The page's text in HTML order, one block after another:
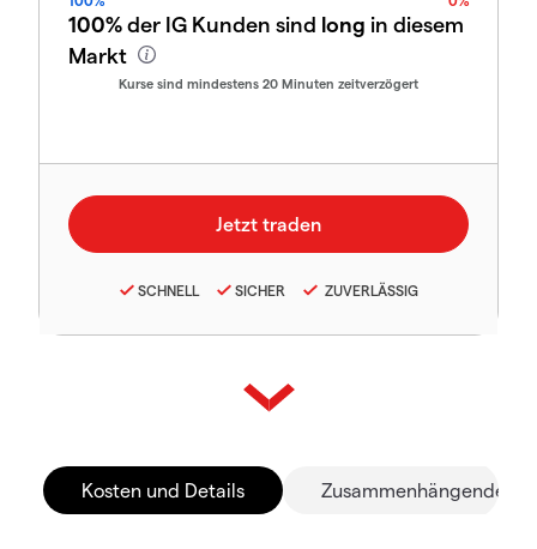
100%der IG Kunden sind long in diesem
Markt
Kurse sind mindestens 20 Minuten zeitverzögert
SCHNELL SICHER ZUVERLÄSSIG
Kosten und Details Zusammenhängende